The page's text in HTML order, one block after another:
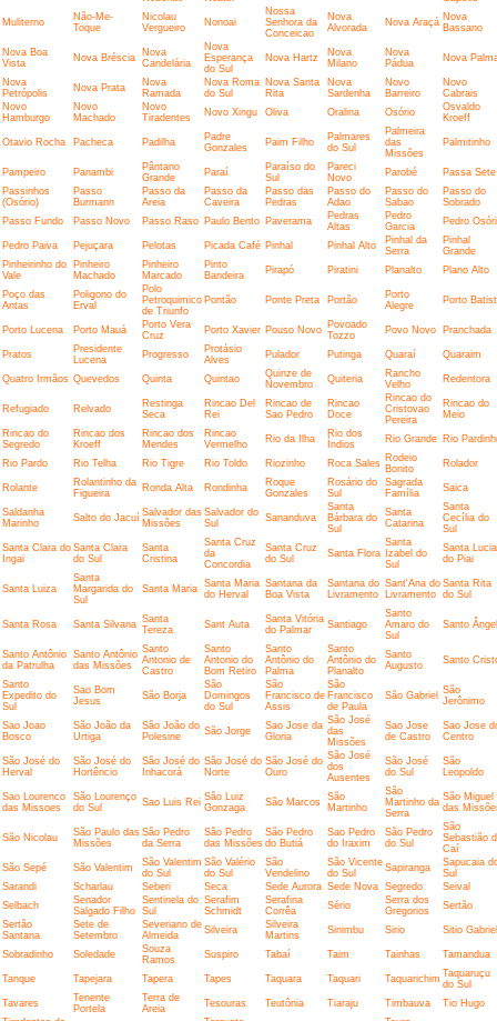
Muliterno
Não-Me-
Toque
Nicolau
Vergueiro
Nonoai
Nossa
Senhora da
Conceicao
Nova
Alvorada
Nova Araçá Nova
Bassano
Nova Boa
Vista
Nova Bréscia
Nova
Candelária
Nova
Esperança
do Sul
Nova Hartz
Nova
Milano
Nova
Pádua
Nova
Nova
Petrópolis
Nova Prata
Nova
Ramada
Nova Roma
do Sul
Nova Santa
Rita
Nova
Sardenha
Novo
Barreiro
Novo
Cabrais
Novo
Hamburgo
Novo
Machado
Novo
Tiradentes
Novo Xingu Oliva Oralina Osório
Osvaldo
Kroeff
Otavio Rocha Pacheca Padilha
Padre
Gonzales
Paim Filho
Palmares
do Sul
Palmeira
das
Missões
Palmitinho
Pampeiro Panambi
Pântano
Grande
Paraí
Paraíso do
Sul
Pareci
Novo
Parobé
Passa Sete
Passinhos
(Osório)
Passo
Burmann
Passo da
Areia
Passo da
Caveira
Passo das
Pedras
Passo do
Adao
Passo do
Sabao
Passo do
Sobrado
Passo Fundo
Passo Novo Passo Raso Paulo Bento Paverama
Pedras
Altas
Pedro
Garcia
Pedro
Pedro Paiva Pejuçara Pelotas Picada Café Pinhal Pinhal Alto
Pinhal da
Serra
Pinhal
Grande
Pinheirinho do
Vale
Pinheiro
Machado
Pinheiro
Marcado
Pinto
Bandeira
Pirapó Piratini Planalto Plano Alto
Poço das
Antas
Poligono do
Erval
Polo
Petroquimico
de Triunfo
Pontão Ponte Preta Portão
Porto
Alegre
Porto
Porto Lucena Porto Mauá
Porto Vera
Cruz
Porto Xavier Pouso Novo Povoado
Tozzo
Povo Novo Pranchada
Pratos
Presidente
Lucena
Progresso
Protásio
Alves
Pulador Putinga Quaraí Quaraim
Quatro Irmãos Quevedos Quinta Quintao
Quinze de
Novembro
Quiteria
Rancho
Velho
Redentora
Refugiado Relvado
Restinga
Seca
Rincao Del
Rei
Rincao de
Sao Pedro
Rincao
Doce
Rincao do
Cristovao
Pereira
Rincao do
Meio
Rincao do
Segredo
Rincao dos
Kroeff
Rincao dos
Mendes
Rincao
Vermelho
Rio da Ilha
Rio dos
Índios
Rio Grande Rio
Rio Pardo Rio Telha Rio Tigre Rio Toldo Riozinho Roca Sales Rodeio
Bonito
Rolador
Rolante
Rolantinho da
Figueira
Ronda Alta Rondinha
Roque
Gonzales
Rosário do
Sul
Sagrada
Família
Saica
Saldanha
Marinho
Salto do Jacuí Salvador das
Missões
Salvador do
Sul
Sananduva
Santa
Bárbara do
Sul
Santa
Catarina
Santa
Cecília do
Sul
Santa Clara do
Ingai
Santa Clara
do Sul
Santa
Cristina
Santa Cruz
da
Concordia
Santa Cruz
do Sul
Santa Flora
Santa
Izabel do
Sul
Santa Lucia
do Piai
Santa Luiza
Santa
Margarida do
Sul
Santa Maria Santa Maria
do Herval
Santana da
Boa Vista
Santana do
Livramento
Sant'Ana do
Livramento
Santa Rita
do Sul
Santa Rosa Santa Silvana Santa
Tereza
Sant Auta
Santa Vitória
do Palmar
Santiago
Santo
Amaro do
Sul
Santo
Santo Antônio
da Patrulha
Santo Antônio
das Missões
Santo
Antonio de
Castro
Santo
Antonio do
Bom Retiro
Santo
Antônio do
Palma
Santo
Antônio do
Planalto
Santo
Augusto
Santo
Santo
Expedito do
Sul
Sao Bom
Jesus
São Borja
São
Domingos
do Sul
São
Francisco de
Assis
São
Francisco
de Paula
São Gabriel São
Jerônimo
Sao Joao
Bosco
São João da
Urtiga
São João do
Polesine
São Jorge
Sao Jose da
Gloria
São José
das
Missões
Sao Jose
de Castro
Sao Jose
Centro
São José do
Herval
São José do
Hortêncio
São José do
Inhacorá
São José do
Norte
São José do
Ouro
São José
dos
Ausentes
São José
do Sul
São
Leopoldo
Sao Lourenco
das Missoes
São Lourenço
do Sul
Sao Luis Rei São Luiz
Gonzaga
São Marcos São
Martinho
São
Martinho da
Serra
São Miguel
das
São Nicolau
São Paulo das
Missões
São Pedro
da Serra
São Pedro
das Missões
São Pedro
do Butiá
Sao Pedro
do Iraxim
São Pedro
do Sul
São
Sebastião
Caí
São Sepé
São Valentim
São Valentim
do Sul
São Valério
do Sul
São
Vendelino
São Vicente
do Sul
Sapiranga
Sapucaia
Sul
Sarandi
Scharlau Seberi Seca Sede Aurora Sede Nova Segredo
Seival
Selbach
Senador
Salgado Filho
Sentinela do
Sul
Serafim
Schmidt
Serafina
Corrêa
Sério
Serra dos
Gregorios
Sertão
Sertão
Santana
Sete de
Setembro
Severiano de
Almeida
Silveira
Silveira
Martins
Sinimbu Sirio Sitio Gabriel
Sobradinho Soledade
Souza
Ramos
Suspiro Tabaí Taim Tainhas Tamandua
Tanque Tapejara Tapera Tapes Taquara Taquari Taquarichim Taquaruçu
do Sul
Tavares
Tenente
Portela
Terra de
Areia
Tesouras Teutônia Tiaraju Timbauva
Tio Hugo